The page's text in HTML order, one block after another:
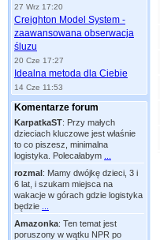
27 Wrz 17:20
Creighton Model System -
zaawansowana obserwacja
śluzu
20 Cze 17:27
Idealna metoda dla Ciebie
14 Cze 11:53
Komentarze forum
KarpatkaST: Przy małych
dzieciach kluczowe jest właśnie
to co piszesz, minimalna
logistyka. Polecałabym
rozmal: Mamy dwójkę dzieci, 3 i
6 lat, i szukam miejsca na
wakacje w górach gdzie logistyka
będzie
Amazonka: Ten temat jest
poruszony w wątku NPR po